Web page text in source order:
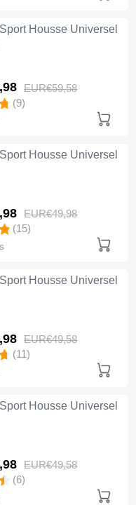
Housse Universel
98 EUR€59,58
(9)
Housse Universel
98 EUR€49,98
(15)
Housse Universel
98 EUR€49,58
(11)
Housse Universel
98 EUR€49,58
(6)